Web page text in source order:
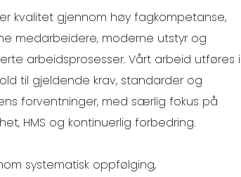
kvalitet gjennom høy fagkompetanse,
medarbeidere, moderne utstyr og
arbeidsprosesser. Vårt arbeid utføres i
til gjeldende krav, standarder og
forventninger, med særlig fokus på
HMS og kontinuerlig forbedring.
systematisk oppfølging,